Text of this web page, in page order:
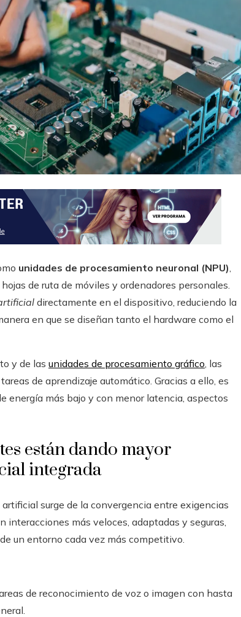
unidades de procesamiento neuronal (NPU),
de ruta de móviles y ordenadores personales.
directamente en el dispositivo, reduciendo la
en que se diseñan tanto el hardware como el
y de las unidades de procesamiento gráfico, las
de aprendizaje automático. Gracias a ello, es
energía más bajo y con menor latencia, aspectos
están dando mayor
integrada
surge de la convergencia entre exigencias
interacciones más veloces, adaptadas y seguras,
un entorno cada vez más competitivo.
de reconocimiento de voz o imagen con hasta